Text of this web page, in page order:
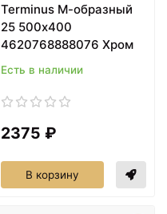
Terminus М-образный
25 500x400
4620768888076 Хром
Есть в наличии
2375 ₽
В корзину